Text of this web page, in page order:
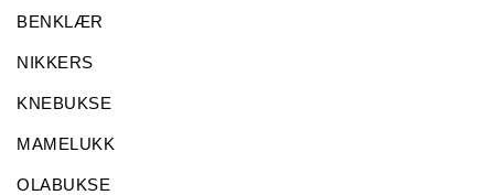
BENKLÆR
NIKKERS
KNEBUKSE
MAMELUKK
OLABUKSE